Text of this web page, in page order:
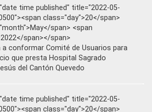
time published" title="2022-05-
class="day">20</span>
span> <span
span></span>
conformar Comité de Usuarios para
que presta Hospital Sagrado
del Cantón Quevedo
time published" title="2022-05-
class="day">20</span>